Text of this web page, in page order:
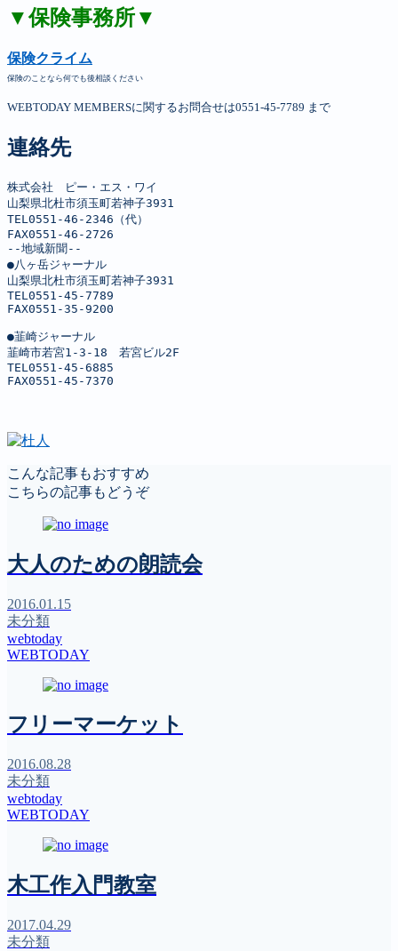
▼保険事務所▼
保険クライム
保険のことなら何でも後相談ください
WEBTODAY MEMBERSに関するお問合せは0551-45-7789 まで
連絡先
株式会社　ピー・エス・ワイ
山梨県北杜市須玉町若神子3931
TEL0551-46-2346（代）
FAX0551-46-2726
--地域新聞--
●八ヶ岳ジャーナル
山梨県北杜市須玉町若神子3931
TEL0551-45-7789
FAX0551-35-9200
●韮崎ジャーナル
韮崎市若宮1-3-18　若宮ビル2F
TEL0551-45-6885
FAX0551-45-7370
こんな記事もおすすめ
こちらの記事もどうぞ
大人のための朗読会
2016.01.15
未分類
webtoday
WEBTODAY
フリーマーケット
2016.08.28
未分類
webtoday
WEBTODAY
木工作入門教室
2017.04.29
未分類